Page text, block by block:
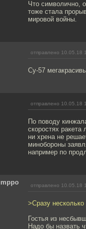
Что символично,
тоже стала
мировой войны.
отправлено 10.05.18
Су-57
отправлено 10.05.18
По поводу
скоростях
ни хрена не
минобороны
например по
отправлено 10.05.18
>Сразу
Гостья из
Надо бы назвать